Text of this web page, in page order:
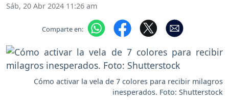
Sáb, 20 Abr 2024 11:26 am
Comparte en:
Cómo activar la vela de 7 colores para recibir milagros
inesperados. Foto: Shutterstock